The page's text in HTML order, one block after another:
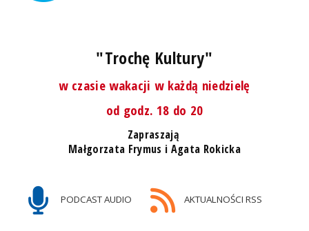
"Trochę Kultury"
w czasie wakacji w każdą niedzielę
od godz. 18 do 20
Zapraszają
Małgorzata Frymus i Agata Rokicka
PODCAST AUDIO AKTUALNOŚCI RSS